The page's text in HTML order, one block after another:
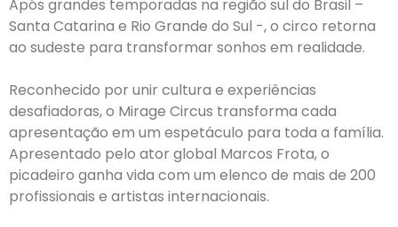
Após grandes temporadas na região sul do Brasil –
Santa Catarina e Rio Grande do Sul -, o circo retorna
ao sudeste para transformar sonhos em realidade.
Reconhecido por unir cultura e experiências
desafiadoras, o Mirage Circus transforma cada
apresentação em um espetáculo para toda a família.
Apresentado pelo ator global Marcos Frota, o
picadeiro ganha vida com um elenco de mais de 200
profissionais e artistas internacionais.